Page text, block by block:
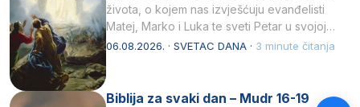
života, o kojem nas izvješćuju evanđelisti
Matej, Marko i Luka te sveti Petar u svojoj
drugoj…
06.08.2026. · SVETAC DANA · 3 minute čitanja
Biblija za svaki dan – Mudr 16-19